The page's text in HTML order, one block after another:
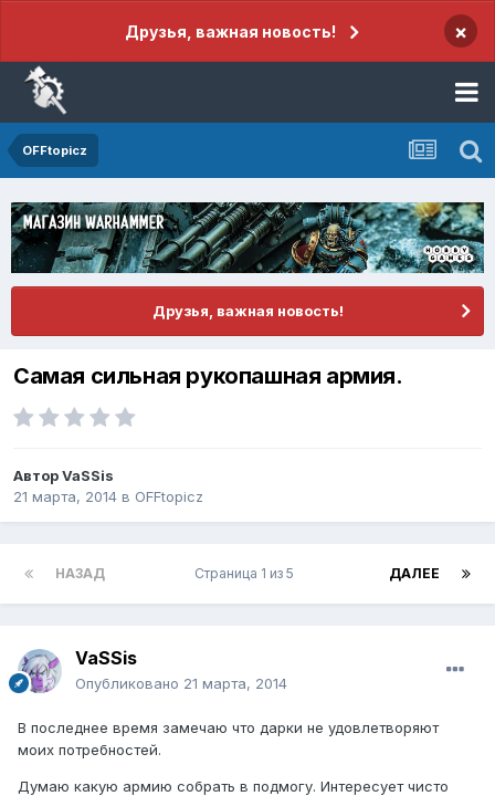
Друзья, важная новость! ×
OFFtopicz
Друзья, важная новость!
Самая сильная рукопашная армия.
АвторVaSSis
21 марта, 2014 в OFFtopicz
НАЗАД ДАЛЕЕ
Страница 1 из 5
VaSSis
Опубликовано 21 марта, 2014
В последнее время замечаю что дарки не удовлетворяют
моих потребностей.
Думаю какую армию собрать в подмогу. Интересует чисто